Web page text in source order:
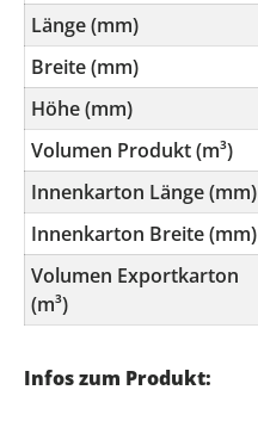
Länge (mm)
Breite (mm)
Höhe (mm)
Volumen Produkt (m³)
Innenkarton Länge (mm)
Innenkarton Breite (mm)
Volumen Exportkarton
(m³)
Infos zum Produkt: